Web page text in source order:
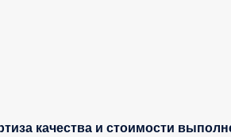
качества и стоимости